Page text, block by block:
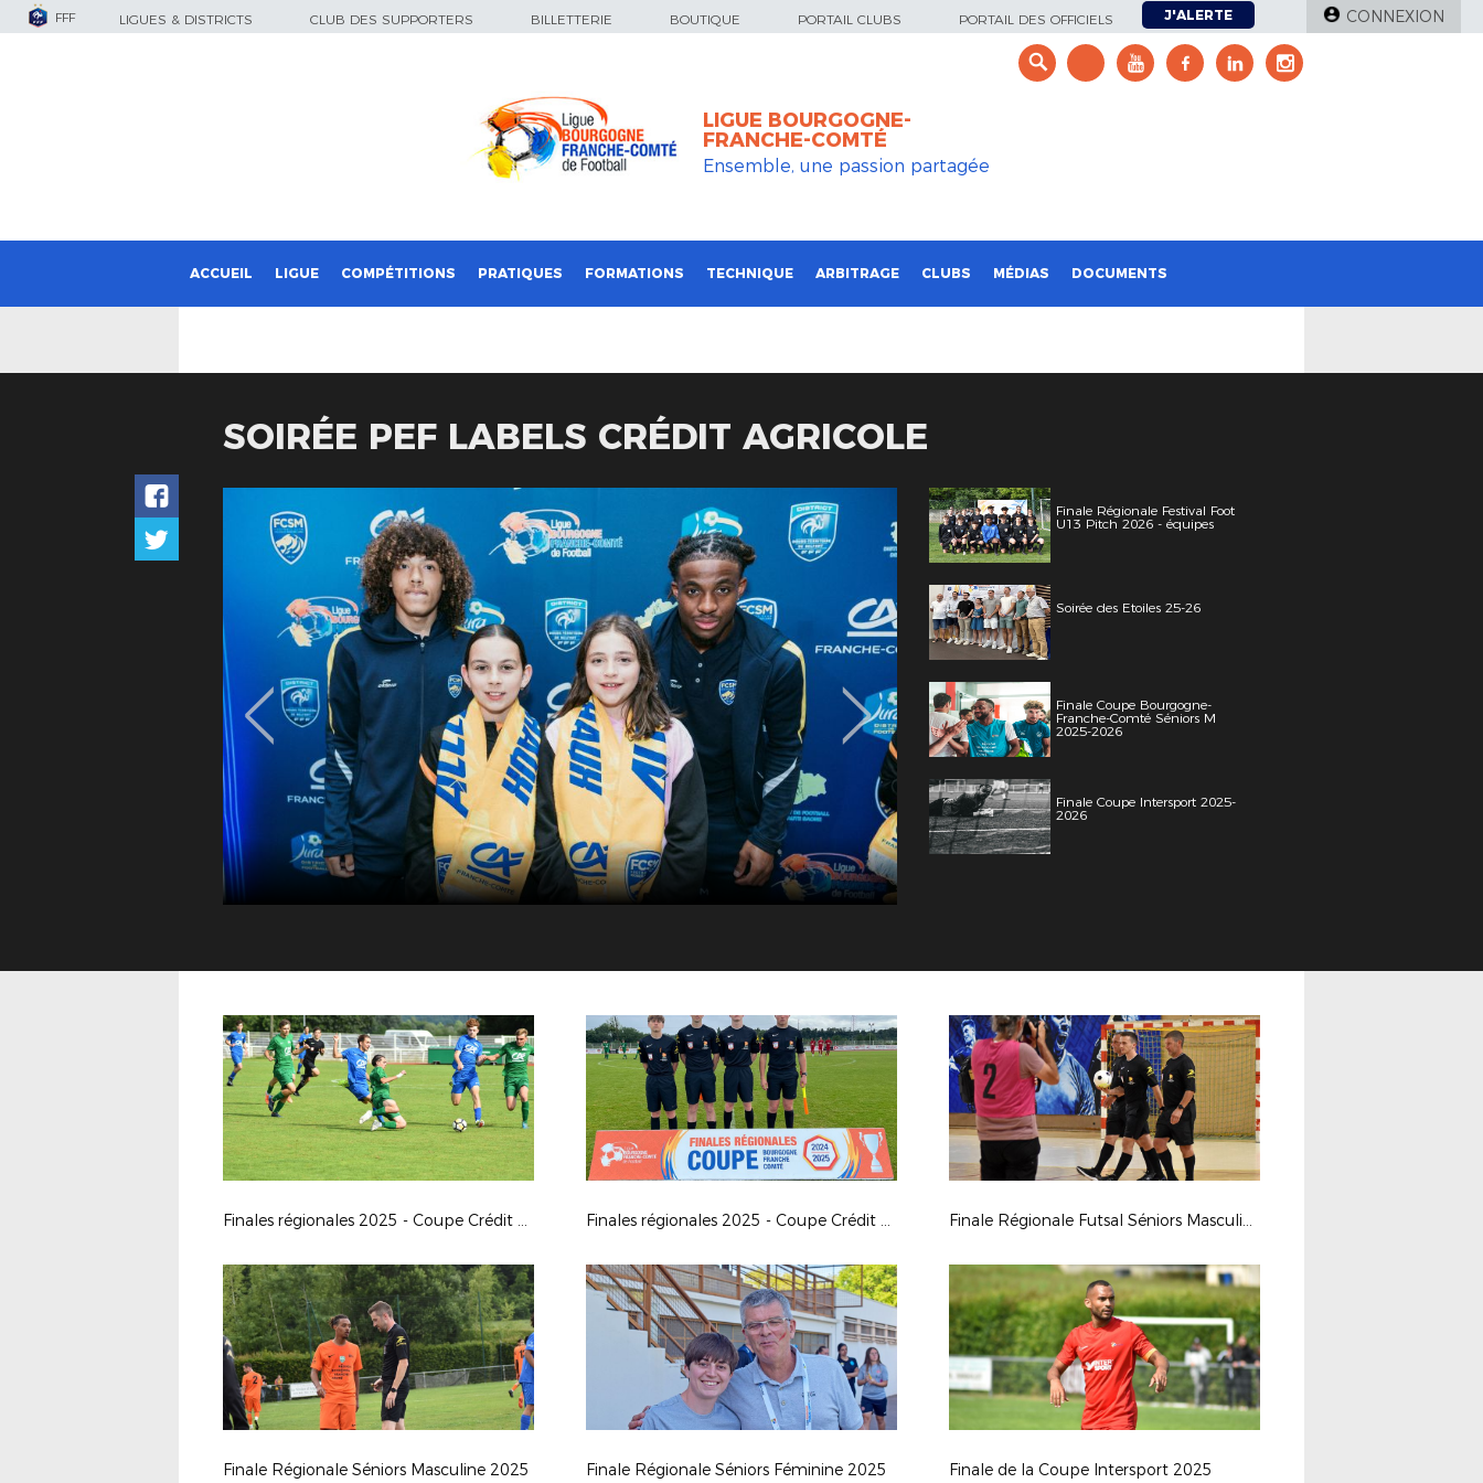
FFF LIGUES & DISTRICTS CLUB DES SUPPORTERS BILLETTERIE BOUTIQUE PORTAIL CLUBS PORTAIL DES OFFICIELS J'ALERTE CONNEXION
LIGUE BOURGOGNE-
FRANCHE-COMTÉ
Ensemble, une passion partagée
ACCUEIL LIGUE COMPÉTITIONS PRATIQUES FORMATIONS TECHNIQUE ARBITRAGE CLUBS MÉDIAS DOCUMENTS
SOIRÉE PEF LABELS CRÉDIT AGRICOLE
Finale Régionale Festival Foot
U13 Pitch 2026 - équipes
Soirée des Etoiles 25-26
Finale Coupe Bourgogne-
Franche-Comté Séniors M
2025-2026
Finale Coupe Intersport 2025-
2026
Finales régionales 2025 - Coupe Crédit Agricole U18G Finales régionales 2025 - Coupe Crédit Agricole U16G Finale Régionale Futsal Séniors Masculine 2025
Finale Régionale Séniors Masculine 2025 Finale Régionale Séniors Féminine 2025 Finale de la Coupe Intersport 2025